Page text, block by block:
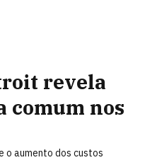
revela
comum nos
o aumento dos custos